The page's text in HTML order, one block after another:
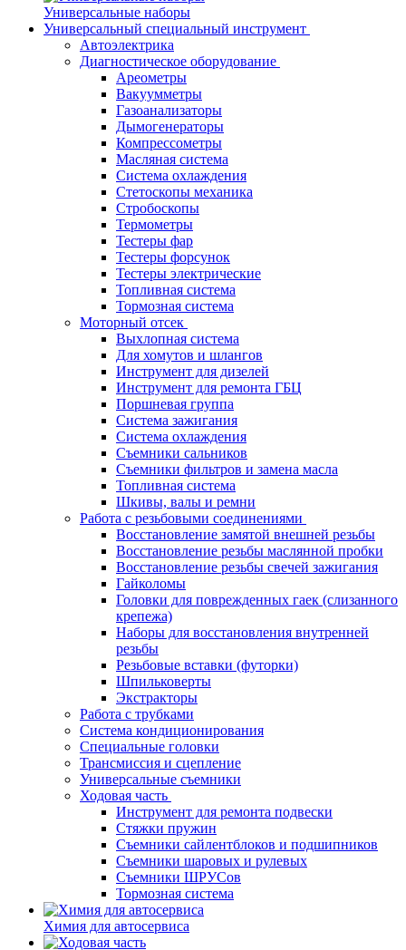
Универсальные наборы
Универсальный специальный инструмент
Автоэлектрика
Диагностическое оборудование
Ареометры
Вакуумметры
Газоанализаторы
Дымогенераторы
Компрессометры
Масляная система
Система охлаждения
Стетоскопы механика
Стробоскопы
Термометры
Тестеры фар
Тестеры форсунок
Тестеры электрические
Топливная система
Тормозная система
Моторный отсек
Выхлопная система
Для хомутов и шлангов
Инструмент для дизелей
Инструмент для ремонта ГБЦ
Поршневая группа
Система зажигания
Система охлаждения
Съемники сальников
Съемники фильтров и замена масла
Топливная система
Шкивы, валы и ремни
Работа с резьбовыми соединениями
Восстановление замятой внешней резьбы
Восстановление резьбы маслянной пробки
Восстановление резьбы свечей зажигания
Гайколомы
Головки для поврежденных гаек (слизанного
крепежа)
Наборы для восстановления внутренней
резьбы
Резьбовые вставки (футорки)
Шпильковерты
Экстракторы
Работа с трубками
Система кондиционирования
Специальные головки
Трансмиссия и сцепление
Универсальные съемники
Ходовая часть
Инструмент для ремонта подвески
Стяжки пружин
Съемники сайлентблоков и подшипников
Съемники шаровых и рулевых
Съемники ШРУСов
Тормозная система
Химия для автосервиса